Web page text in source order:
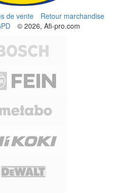
de vente
Retour marchandise
© 2026, Afi-pro.com